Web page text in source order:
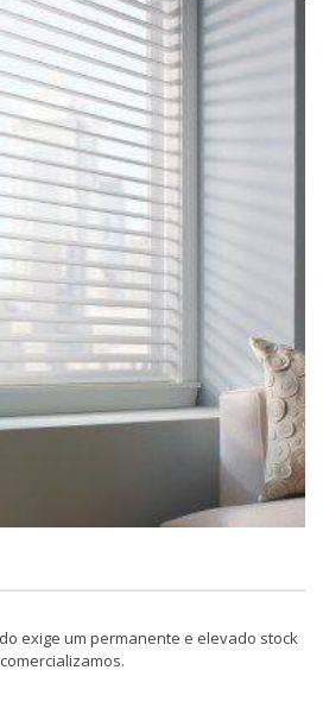
exige um permanente e elevado stock